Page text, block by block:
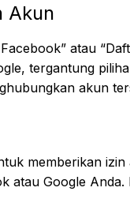
Akun
atau
tergantung
akun
memberikan
atau Google